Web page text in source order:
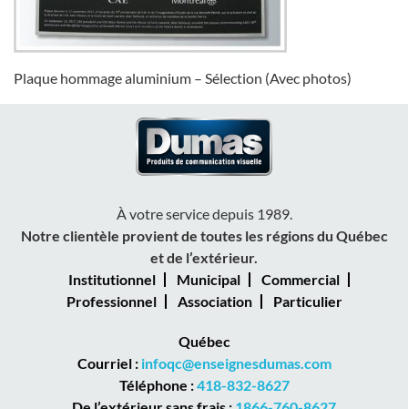
Plaque hommage aluminium – Sélection (Avec photos)
À votre service depuis 1989.
Notre clientèle provient de toutes les régions du Québec
et de l’extérieur.
Institutionnel
Municipal
Commercial
Professionnel
Association Particulier
Québec
Courriel : infoqc@enseignesdumas.com
Téléphone :418-832-8627